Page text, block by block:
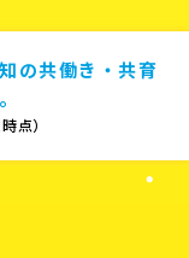
の共働き・共育
点）